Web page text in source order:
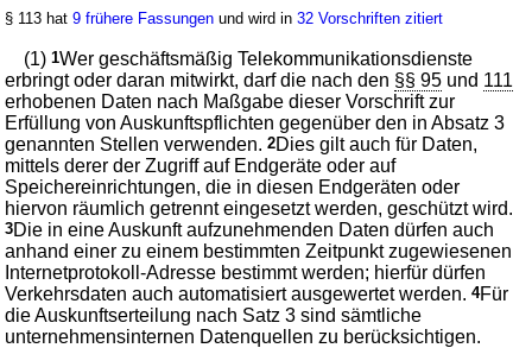
Postbank AG, Deutsche Telekom AG
wird in 251 Vorschriften zitiert
Teil 7 Fernmeldegeheimnis, Datenschutz, Öffentliche
Sicherheit
Abschnitt 3 Öffentliche Sicherheit
§ 113 hat9 frühere Fassungen und wird in32 Vorschriften zitiert
(1)1Wer geschäftsmäßig Telekommunikationsdienste
erbringt oder daran mitwirkt, darf die nach den §§ 95 und 111
erhobenen Daten nach Maßgabe dieser Vorschrift zur
Erfüllung von Auskunftspflichten gegenüber den in Absatz 3
genannten Stellen verwenden.2Dies gilt auch für Daten,
mittels derer der Zugriff auf Endgeräte oder auf
Speichereinrichtungen, die in diesen Endgeräten oder
hiervon räumlich getrennt eingesetzt werden, geschützt wird.
3Die in eine Auskunft aufzunehmenden Daten dürfen auch
anhand einer zu einem bestimmten Zeitpunkt zugewiesenen
Internetprotokoll-Adresse bestimmt werden; hierfür dürfen
Verkehrsdaten auch automatisiert ausgewertet werden.4Für
die Auskunftserteilung nach Satz 3 sind sämtliche
unternehmensinternen Datenquellen zu berücksichtigen.